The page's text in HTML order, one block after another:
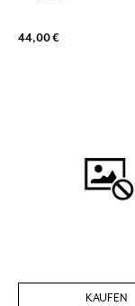
44,00 €
KAUFEN